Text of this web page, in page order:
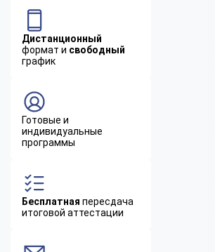
Дистанционный
формат и свободный
график
Готовые и
индивидуальные
программы
Бесплатная пересдача
итоговой аттестации